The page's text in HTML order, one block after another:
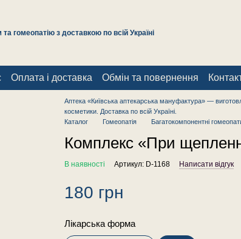
гомеопатію з доставкою по всій Україні
Оплата і доставка Обмін та повернення
Аптека «Київська аптекарська мануфактура» —
косметики. Доставка по всій Україні.
Каталог
Гомеопатія Багатокомпонентні
Комплекс «При
В наявності Артикул: D-1168 Написати відгук
180 грн
Лікарська форма